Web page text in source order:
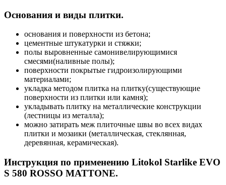
Основания и виды плитки.
основания и поверхности из бетона;
цементные штукатурки и стяжки;
полы выровненные самонивелирующимися
смесями(наливные полы);
поверхности покрытые гидроизолирующими
материалами;
укладка методом плитка на плитку(существующие
поверхности из плитки или камня);
укладывать плитку на металлические конструкции
(лестницы из металла);
можно затирать меж плиточные швы во всех видах
плитки и мозаики (металлическая, стеклянная,
деревянная, керамическая).
Инструкция по применению Litokol Starlike EVO
S 580 ROSSO MATTONE.